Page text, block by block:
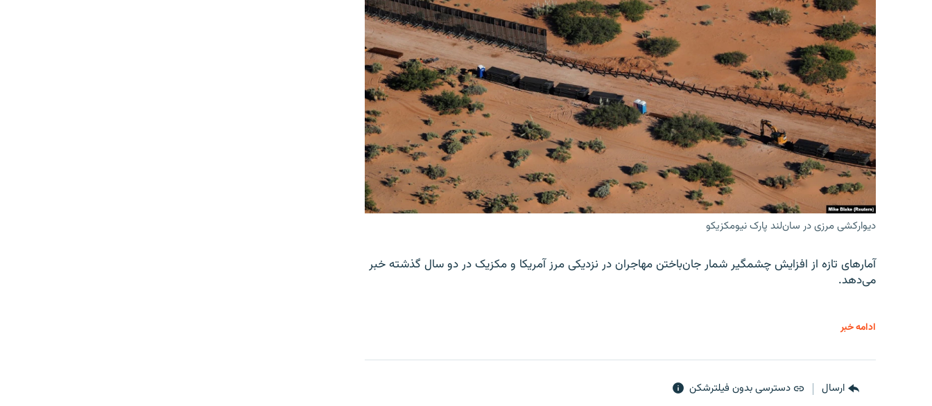
دیوارکشی مرزی در سان‌لند پارک نیومکزیکو
آمارهای تازه از افزایش چشمگیر شمار جان‌باختن مهاجران در نزدیکی مرز آمریکا و مکزیک در دو سال گذشته خبر
می‌دهد.
ادامه خبر
ارسال دسترسی بدون فیلترشکن